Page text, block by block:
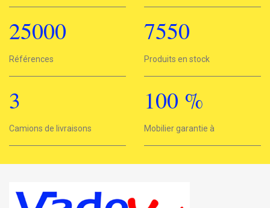
25000
25000
Références
7550
7550
Produits en stock
3
3
Camions de livraisons
100 %
Mobilier garantie à